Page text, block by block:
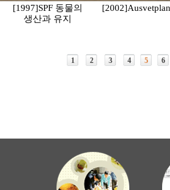
[1997]SPF 동물의
생산과 유지
[2002]Ausvetplan
1 2 3 4 5 6